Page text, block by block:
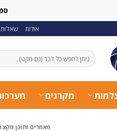
אודות שאלות
מקרנים
מאמרים ותוכן